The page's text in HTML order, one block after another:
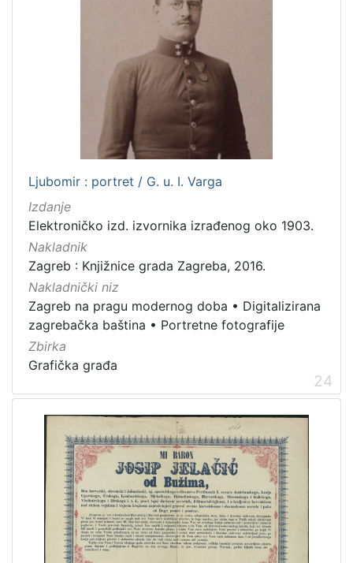
Ljubomir : portret / G. u. I. Varga
Izdanje
Elektroničko izd. izvornika izrađenog oko 1903.
Nakladnik
Zagreb : Knjižnice grada Zagreba, 2016.
Nakladnički niz
Zagreb na pragu modernog doba • Digitalizirana
zagrebačka baština • Portretne fotografije
Zbirka
Grafička građa
24